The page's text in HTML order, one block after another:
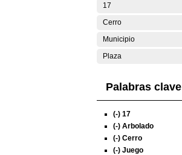
17
Cerro
Municipio
Plaza
Palabras clave
(-) 17
(-) Arbolado
(-) Cerro
(-) Juego